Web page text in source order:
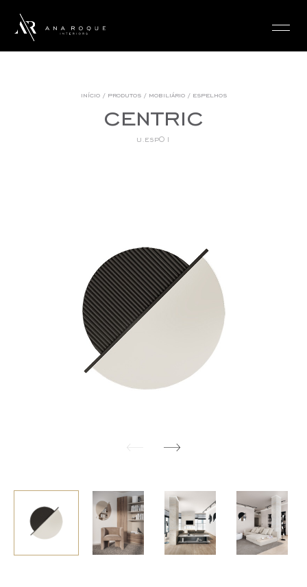
início/ produtos/ mobiliário/ espelhos
centric
u.esp01